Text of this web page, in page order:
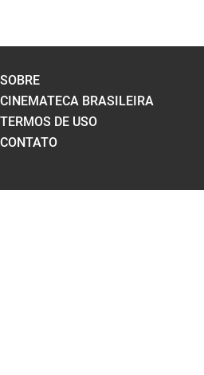
SOBRE
CINEMATECA BRASILEIRA
TERMOS DE USO
CONTATO